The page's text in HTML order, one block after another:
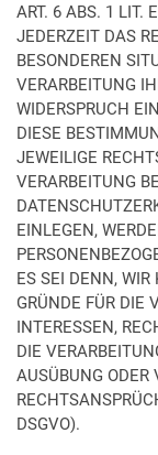
ART. 6 ABS. 1 LIT.
JEDERZEIT DAS
BESONDEREN
VERARBEITUNG
WIDERSPRUCH
DIESE
JEWEILIGE
VERARBEITUNG
EINLEGEN,
ES SEI DENN,
GRÜNDE FÜR DIE
INTERESSEN,
DIE
AUSÜBUNG ODER
DSGVO).